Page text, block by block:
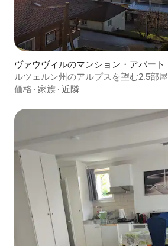
ヴァウヴィルのマンション・アパート
ルツェルン州のアルプスを望む2.5部屋
価格 · 家族 · 近隣